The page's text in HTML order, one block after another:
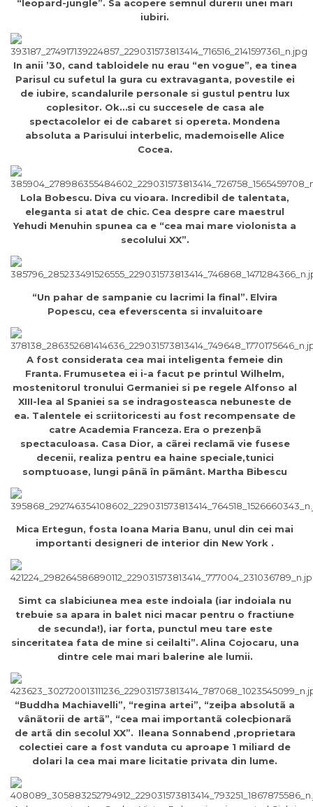
“leopard-jungle”. Sa acopere semnul durerii unei mari
iubiri.
In anii ’30, cand tabloidele nu erau “en vogue”, ea tinea
Parisul cu sufetul la gura cu extravaganta, povestile ei
de iubire, scandalurile personale si gustul pentru lux
coplesitor. Ok…si cu succesele de casa ale
spectacolelor ei de cabaret si opereta. Mondena
absoluta a Parisului interbelic, mademoiselle Alice
Cocea.
Lola Bobescu. Diva cu vioara. Incredibil de talentata,
eleganta si atat de chic. Cea despre care maestrul
Yehudi Menuhin spunea ca e “cea mai mare violonista a
secolului XX”.
“Un pahar de sampanie cu lacrimi la final”. Elvira
Popescu, cea efeverscenta si invaluitoare
A fost considerata cea mai inteligenta femeie din
Franta. Frumusetea ei i-a facut pe printul Wilhelm,
mostenitorul tronului Germaniei si pe regele Alfonso al
XIII-lea al Spaniei sa se indragosteasca nebuneste de
ea. Talentele ei scriitoricesti au fost recompensate de
catre Academia Franceza. Era o prezenþã
spectaculoasa. Casa Dior, a cãrei reclamã vie fusese
decenii, realiza pentru ea haine speciale,tunici
somptuoase, lungi pânã în pãmânt. Martha Bibescu
Mica Ertegun, fosta Ioana Maria Banu, unul din cei mai
importanti designeri de interior din New York .
Simt ca slabiciunea mea este indoiala (iar indoiala nu
trebuie sa apara in balet nici macar pentru o fractiune
de secunda!), iar forta, punctul meu tare este
sinceritatea fata de mine si ceilalti”. Alina Cojocaru, una
dintre cele mai mari balerine ale lumii.
“Buddha Machiavelli”, “regina artei”, “zeiþa absolutã a
vânãtorii de artã”, “cea mai importantã colecþionarã
de artã din secolul XX”. Ileana Sonnabend ,proprietara
colectiei care a fost vanduta cu aproape 1 miliard de
dolari la cea mai mare licitatie privata din lume.